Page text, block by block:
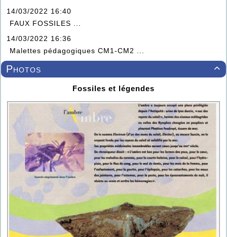
14/03/2022 16:40
FAUX FOSSILES ...
14/03/2022 16:36
Malettes pédagogiques CM1-CM2 ...

Photos
Fossiles et légendes